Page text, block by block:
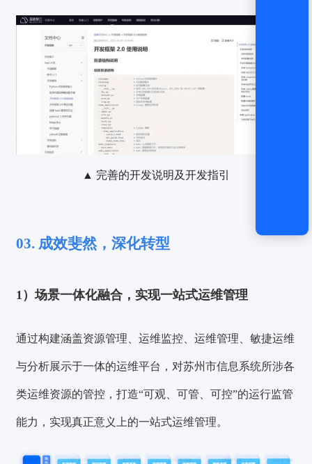
▲ 完善的开发说明及开发指引
03. 成效斐然，深化转型
1）场景一体化融合，实现一站式运维管理
通过构建涵盖资源管理、运维监控、运维管理、敏捷运维
与分析展示于一体的运维平台，对苏州市信息系统所涉各
类运维资源的管控，打造“可观、可管、可控”的运行监管
能力，实现真正意义上的一站式运维管理。